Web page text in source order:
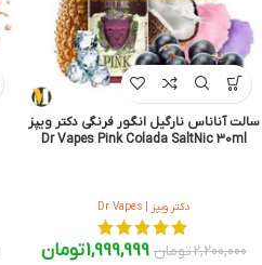
سالت آناناس نارگیل انگور فرنگی دکتر ویپز
Dr Vapes Pink Colada SaltNic 30ml
دکتر ویپز | Dr Vapes
2,200,000تومان 1,999,999تومان